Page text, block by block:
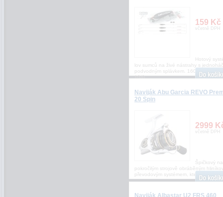
159 Kč
včetně DPH
Hotový
lov sumců na živé nástrahy s
podvodným splávkem. 160cm vel.
10/0
Naviják Abu Garcia REVO
20 Spin
2999
včetně DPH
Špičkový
pokročilým strojově obráběným
převodovým systémem, který dává
Naviják Albastar U2 FRS 460